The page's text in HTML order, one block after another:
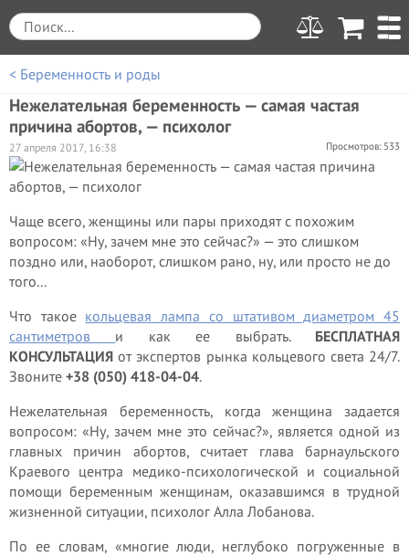
< Беременность и роды
Нежелательная беременность — самая частая
причина абортов, — психолог
Просмотров: 533
27 апреля 2017, 16:38
Чаще всего, женщины или пары приходят с похожим
вопросом: «Ну, зачем мне это сейчас?» — это слишком
поздно или, наоборот, слишком рано, ну, или просто не до
того...
Что такое кольцевая лампа со штативом диаметром 45
сантиметров и как ее выбрать. БЕСПЛАТНАЯ
КОНСУЛЬТАЦИЯ от экспертов рынка кольцевого света 24/7.
Звоните +38 (050) 418-04-04.
Нежелательная беременность, когда женщина задается
вопросом: «Ну, зачем мне это сейчас?», является одной из
главных причин абортов, считает глава барнаульского
Краевого центра медико-психологической и социальной
помощи беременным женщинам, оказавшимся в трудной
жизненной ситуации, психолог Алла Лобанова.
По ее словам, «многие люди, неглубоко погруженные в